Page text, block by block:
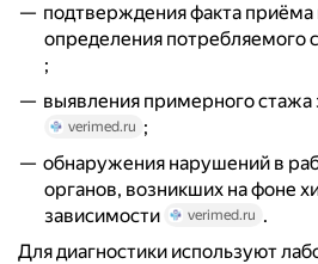
подтверждения факта приёма
определения потребляемого
;
выявления примерного стажа
verimed.ru ;
обнаружения нарушений в
органов, возникших на фоне
зависимости
verimed.ru .
Для диагностики используют